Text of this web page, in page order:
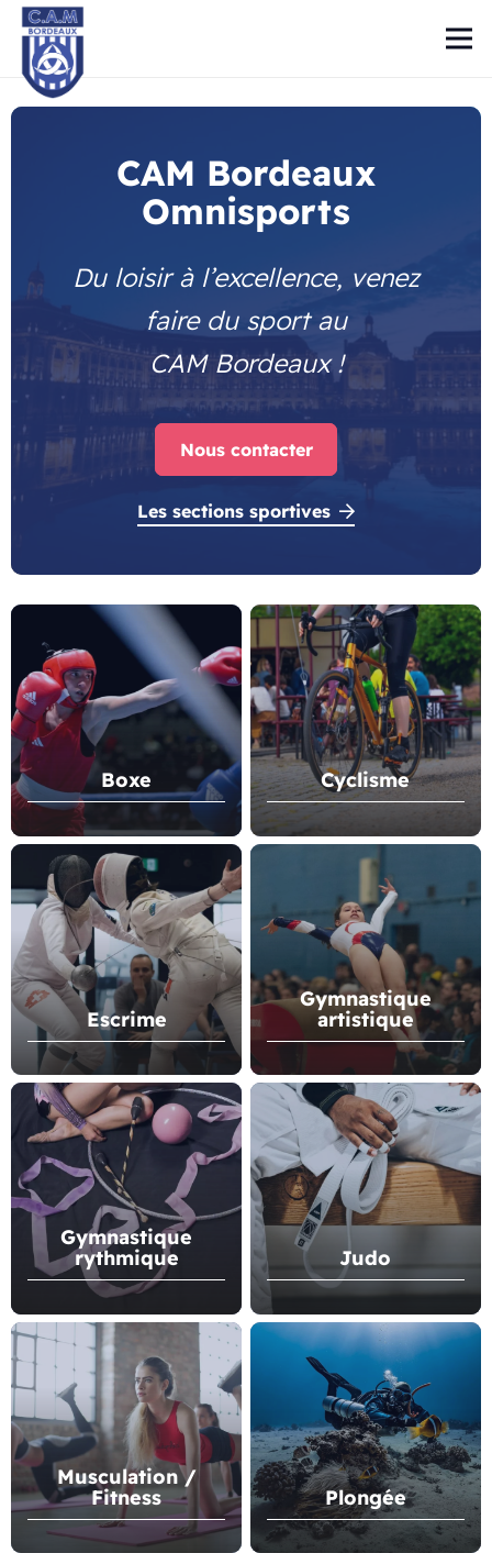
CAM Bordeaux
Omnisports
Du loisir à l’excellence, venez
faire du sport au
CAM Bordeaux !
Nous contacter
Les sections sportives
Boxe Cyclisme
Escrime
Gymnastique
artistique
Gymnastique
rythmique
Judo
Musculation /
Fitness
Plongée